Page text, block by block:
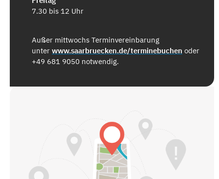
7.30 bis 12 Uhr
Außer mittwochs Terminvereinbarung
unter www.saarbruecken.de/terminebuchen oder
+49 681 9050 notwendig.